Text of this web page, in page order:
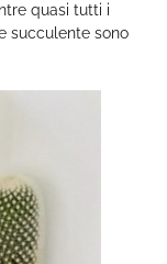
quasi tutti i
succulente sono